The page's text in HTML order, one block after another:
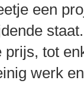
een
prijs, tot
werk